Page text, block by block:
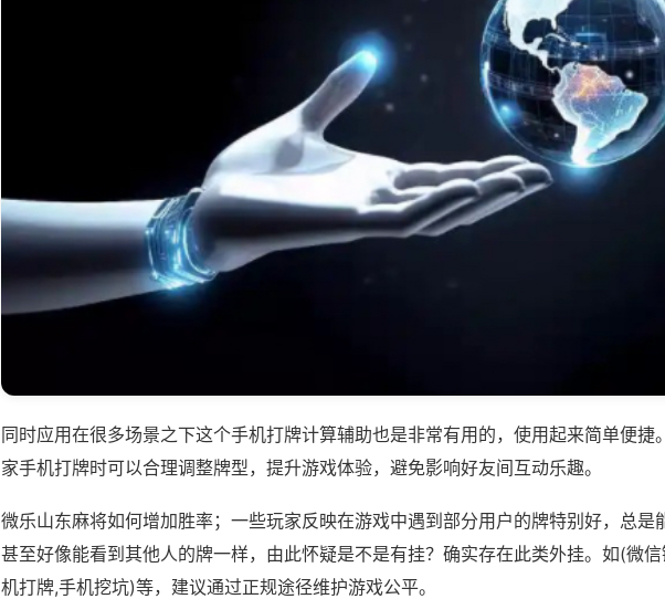
同时应用在很多场景之下这个手机打牌计算辅助也是非常有用的，使用起来简单便捷
家手机打牌时可以合理调整牌型，提升游戏体验，避免影响好友间互动乐趣。
微乐山东麻将如何增加胜率；一些玩家反映在游戏中遇到部分用户的牌特别好，总是
甚至好像能看到其他人的牌一样，由此怀疑是不是有挂？确实存在此类外挂。如(微
机打牌,手机挖坑)等，建议通过正规途径维护游戏公平。